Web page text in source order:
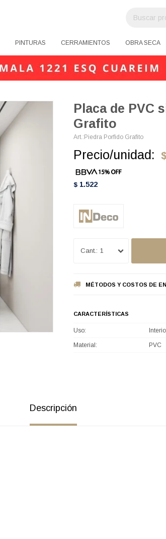
PINTURAS CERRAMIENTOS OBRA SECA
Placa de PVC
Grafito
Piedra Porfido Grafito
Precio/unidad: $
$ 1.522
1
MÉTODOS Y COSTOS DE
CARACTERÍSTICAS
Uso
Material PVC
Descripción